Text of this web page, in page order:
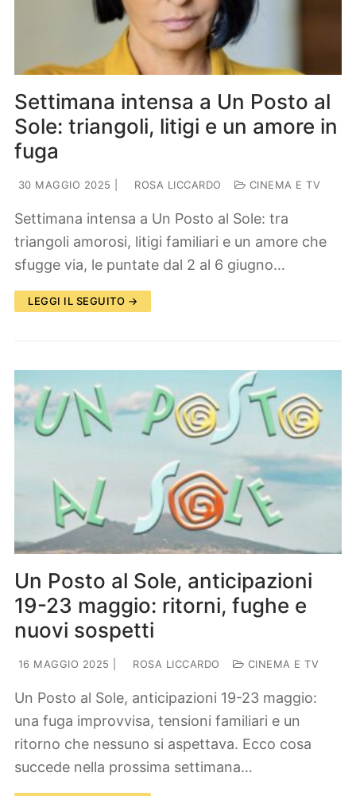
Piante e fiori
Zodiaco
Settimana intensa a Un Posto al
Sole: triangoli, litigi e un amore in
fuga
30 MAGGIO 2025 ROSA LICCARDO CINEMA E TV
Settimana intensa a Un Posto al Sole: tra
triangoli amorosi, litigi familiari e un amore che
sfugge via, le puntate dal 2 al 6 giugno…
LEGGI IL SEGUITO →
Un Posto al Sole, anticipazioni
19-23 maggio: ritorni, fughe e
nuovi sospetti
16 MAGGIO 2025 ROSA LICCARDO CINEMA E TV
Un Posto al Sole, anticipazioni 19-23 maggio:
una fuga improvvisa, tensioni familiari e un
ritorno che nessuno si aspettava. Ecco cosa
succede nella prossima settimana…